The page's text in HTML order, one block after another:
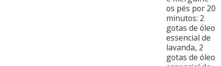
os pés por 20
minutos: 2
gotas de óleo
essencial de
lavanda, 2
gotas de óleo